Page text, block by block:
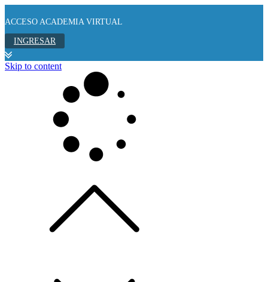
ACCESO ACADEMIA VIRTUAL
INGRESAR
Skip to content